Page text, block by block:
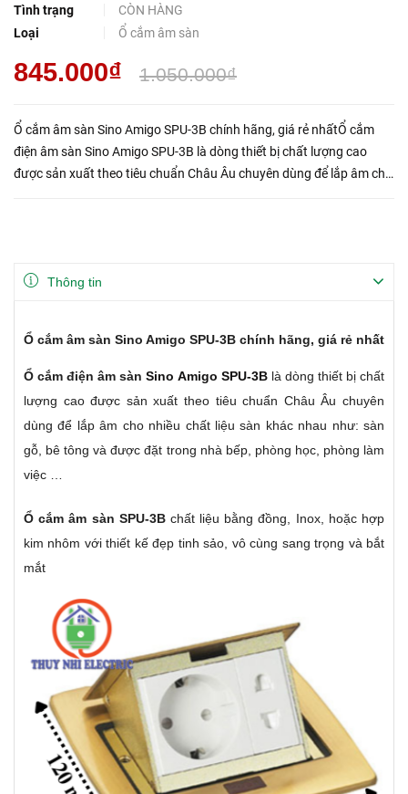
Tình trạng
CÒN HÀNG
Loại
Ổ cắm âm sàn
845.000₫ 1.050.000₫
Ổ cắm âm sàn Sino Amigo SPU-3B chính hãng, giá rẻ nhấtỔ cắm
điện âm sàn Sino Amigo SPU-3B là dòng thiết bị chất lượng cao
được sản xuất theo tiêu chuẩn Châu Âu chuyên dùng để lắp âm cho
Thông tin
Ổ cắm âm sàn Sino Amigo SPU-3B chính hãng, giá rẻ nhất
Ổ cắm điện âm sàn Sino Amigo SPU-3Blà dòng thiết bị chất
lượng cao được sản xuất theo tiêu chuẩn Châu Âu chuyên
dùng để lắp âm cho nhiều chất liệu sàn khác nhau như: sàn
gỗ, bê tông và được đặt trong nhà bếp, phòng học, phòng làm
việc …
Ổ cắm âm sàn SPU-3Bchất liệu bằng đồng, Inox, hoặc hợp
kim nhôm với thiết kế đẹp tinh sảo, vô cùng sang trọng và bắt
mắt